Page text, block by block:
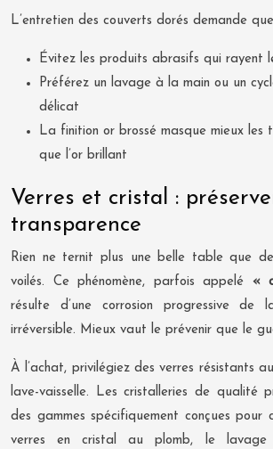
L’entretien des couverts dorés demande
Évitez les produits abrasifs qui rayent
Préférez un lavage à la main ou un
délicat
La finition or brossé masque mieux les
que l’or brillant
Verres et cristal :
transparence
Rien ne ternit plus une belle table que
voilés. Ce phénomène, parfois appelé «
résulte d’une corrosion progressive de
irréversible. Mieux vaut le prévenir que le
À l’achat, privilégiez des verres résistants
lave-vaisselle. Les cristalleries de qualité
des gammes spécifiquement conçues pour
verres en cristal au plomb, le